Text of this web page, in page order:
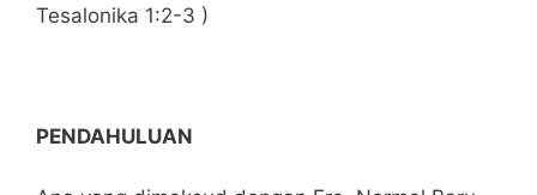
Tesalonika 1:2-3 )
PENDAHULUAN